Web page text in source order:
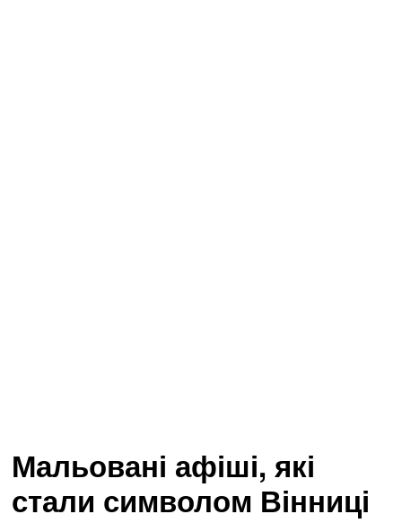
Мальовані афіші, які
стали символом Вінниці